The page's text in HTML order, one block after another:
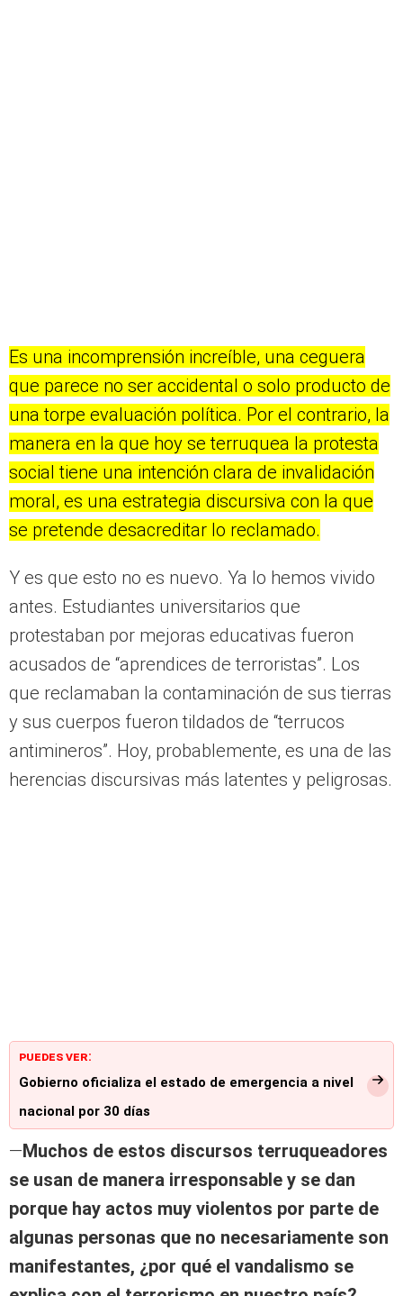
Es una incomprensión increíble, una ceguera
que parece no ser accidental o solo producto de
una torpe evaluación política. Por el contrario, la
manera en la que hoy se terruquea la protesta
social tiene una intención clara de invalidación
moral, es una estrategia discursiva con la que
se pretende desacreditar lo reclamado.
Y es que esto no es nuevo. Ya lo hemos vivido
antes. Estudiantes universitarios que
protestaban por mejoras educativas fueron
acusados de “aprendices de terroristas”. Los
que reclamaban la contaminación de sus tierras
y sus cuerpos fueron tildados de “terrucos
antimineros”. Hoy, probablemente, es una de las
herencias discursivas más latentes y peligrosas.
PUEDES VER:
Gobierno oficializa el estado de emergencia a nivel
nacional por 30 días
—Muchos de estos discursos terruqueadores
se usan de manera irresponsable y se dan
porque hay actos muy violentos por parte de
algunas personas que no necesariamente son
manifestantes, ¿por qué el vandalismo se